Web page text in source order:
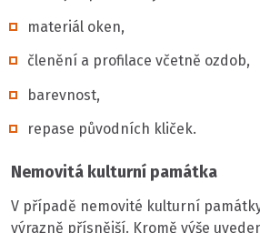
materiál oken,
členění a profilace včetně ozdob,
barevnost,
repase původních kliček.
Nemovitá kulturní památka
V případě nemovité kulturní
výrazně přísnější. Kromě výše